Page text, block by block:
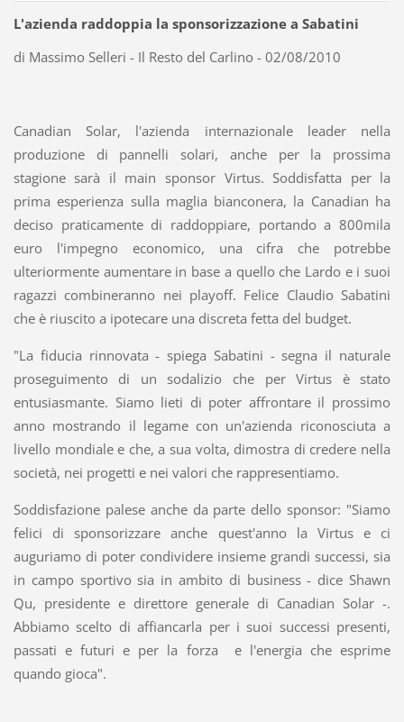
L'azienda raddoppia la sponsorizzazione a Sabatini
di Massimo Selleri - Il Resto del Carlino - 02/08/2010
Canadian Solar, l'azienda internazionale leader nella
produzione di pannelli solari, anche per la prossima
stagione sarà il main sponsor Virtus. Soddisfatta per la
prima esperienza sulla maglia bianconera, la Canadian ha
deciso praticamente di raddoppiare, portando a 800mila
euro l'impegno economico, una cifra che potrebbe
ulteriormente aumentare in base a quello che Lardo e i suoi
ragazzi combineranno nei playoff. Felice Claudio Sabatini
che è riuscito a ipotecare una discreta fetta del budget.
"La fiducia rinnovata - spiega Sabatini - segna il naturale
proseguimento di un sodalizio che per Virtus è stato
entusiasmante. Siamo lieti di poter affrontare il prossimo
anno mostrando il legame con un'azienda riconosciuta a
livello mondiale e che, a sua volta, dimostra di credere nella
società, nei progetti e nei valori che rappresentiamo.
Soddisfazione palese anche da parte dello sponsor: "Siamo
felici di sponsorizzare anche quest'anno la Virtus e ci
auguriamo di poter condividere insieme grandi successi, sia
in campo sportivo sia in ambito di business - dice Shawn
Qu, presidente e direttore generale di Canadian Solar -.
Abbiamo scelto di affiancarla per i suoi successi presenti,
passati e futuri e per la forza e l'energia che esprime
quando gioca".